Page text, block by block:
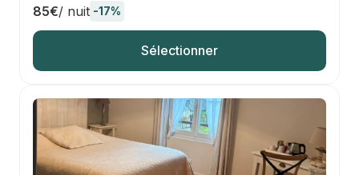
85€/ nuit -17%
Sélectionner